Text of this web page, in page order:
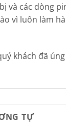
và các dòng
vì luôn làm
khách đã
TỰ